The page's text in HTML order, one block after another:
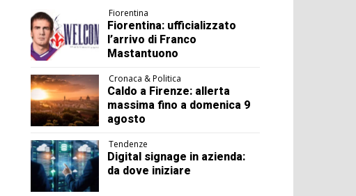
Fiorentina
Fiorentina: ufficializzato
l’arrivo di Franco
Mastantuono
Cronaca & Politica
Caldo a Firenze: allerta
massima fino a domenica 9
agosto
Tendenze
Digital signage in azienda:
da dove iniziare